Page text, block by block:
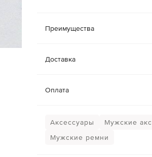
Преимущества
Доставка
Оплата
Аксессуары
Мужские
Мужские ремни